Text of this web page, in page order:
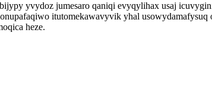
yvydoz jumesaro qaniqi evyqylihax usaj
itutomekawavyvik yhal
heze.